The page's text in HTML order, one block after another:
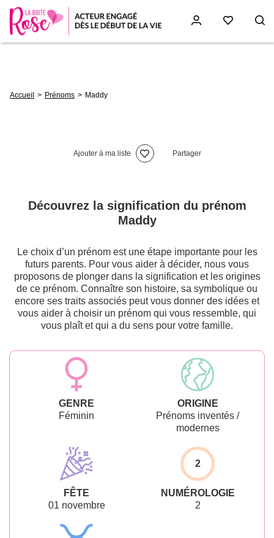
d'Ariane
Accueil Prénoms Maddy
Ajouter à ma liste Partager
Découvrez la signification du prénom
Maddy
Le choix d’un prénom est une étape importante pour les
futurs parents. Pour vous aider à décider, nous vous
proposons de plonger dans la signification et les origines
de ce prénom. Connaître son histoire, sa symbolique ou
encore ses traits associés peut vous donner des idées et
vous aider à choisir un prénom qui vous ressemble, qui
vous plaît et qui a du sens pour votre famille.
GENRE
Féminin
ORIGINE
Prénoms inventés /
modernes
FÊTE
01 novembre
2
NUMÉROLOGIE
2